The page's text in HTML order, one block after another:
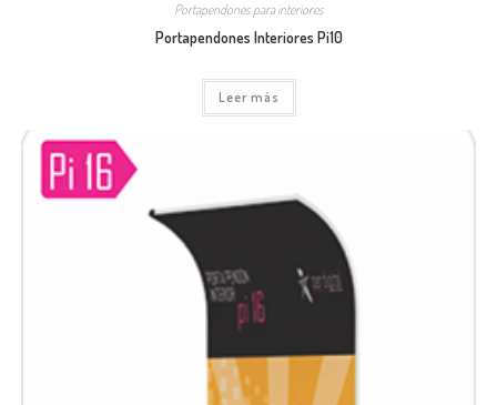
Portapendones para interiores
Portapendones Interiores Pi10
Leer más